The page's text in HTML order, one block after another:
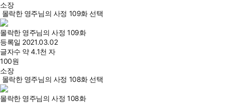
소장
몰락한 영주님의 사정 109화 선택
몰락한 영주님의 사정 109화
등록일 2021.03.02
글자수 약 4.1천 자
100원
소장
몰락한 영주님의 사정 108화 선택
몰락한 영주님의 사정 108화